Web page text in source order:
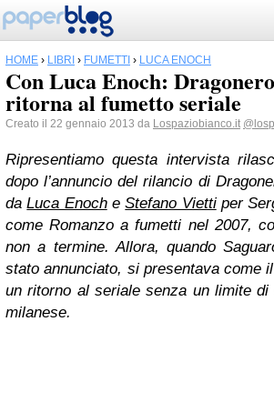
HOME › LIBRI › FUMETTI › LUCA ENOCH
Con Luca Enoch:
ritorna al fumetto seriale
Creato il 22 gennaio 2013 da Lospaziobianco.it
Ripresentiamo questa intervista
dopo l’annuncio del rilancio di
daLuca EnocheStefano Viettiper
come Romanzo a fumetti nel 2007,
non a termine. Allora, quando
stato annunciato, si presentava come
un ritorno al seriale senza un limite di
milanese.